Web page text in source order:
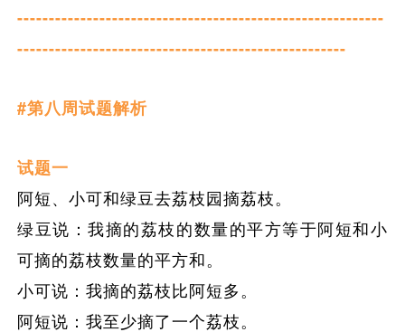
----------------------------------------------------------
----------------------------------------------------
#第八周试题解析
试题一
阿短、小可和绿豆去荔枝园摘荔枝。
绿豆说：我摘的荔枝的数量的平方等于阿短和小
可摘的荔枝数量的平方和。
小可说：我摘的荔枝比阿短多。
阿短说：我至少摘了一个荔枝。